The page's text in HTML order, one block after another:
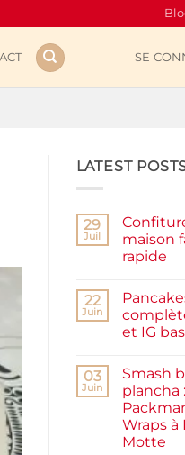
SE
LATEST
29
Juil
maison
rapide
sur
Confiture
de
prunes
et
rapide
22
Juin
et IG bas
sur
Pancakes
à
la
farine
complète,
moelleux
03
Juin
Smash
plancha
Wraps à
Motte